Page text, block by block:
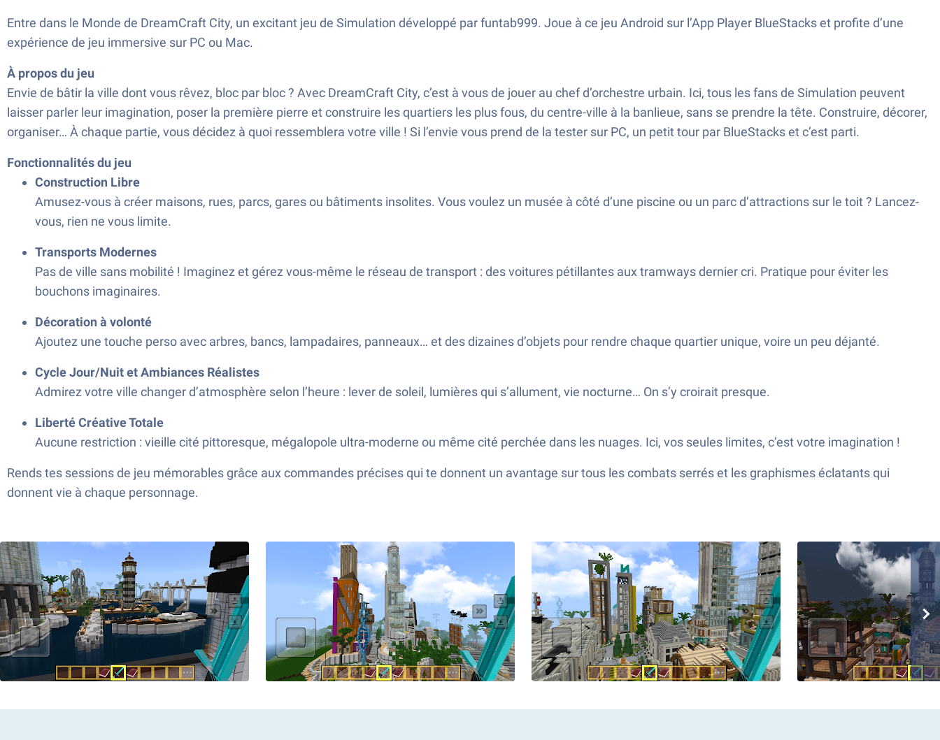
Entre dans le Monde de DreamCraft City, un excitant jeu de Simulation développé par funtab999. Joue à ce jeu Android sur l’App Player BlueStacks et profite d’une
expérience de jeu immersive sur PC ou Mac.
À propos du jeu
Envie de bâtir la ville dont vous rêvez, bloc par bloc ? Avec DreamCraft City, c’est à vous de jouer au chef d’orchestre urbain. Ici, tous les fans de Simulation peuvent
laisser parler leur imagination, poser la première pierre et construire les quartiers les plus fous, du centre-ville à la banlieue, sans se prendre la tête. Construire, décorer,
organiser… À chaque partie, vous décidez à quoi ressemblera votre ville ! Si l’envie vous prend de la tester sur PC, un petit tour par BlueStacks et c’est parti.
Fonctionnalités du jeu
Construction Libre
Amusez-vous à créer maisons, rues, parcs, gares ou bâtiments insolites. Vous voulez un musée à côté d’une piscine ou un parc d’attractions sur le toit ? Lancez-
vous, rien ne vous limite.
Transports Modernes
Pas de ville sans mobilité ! Imaginez et gérez vous-même le réseau de transport : des voitures pétillantes aux tramways dernier cri. Pratique pour éviter les
bouchons imaginaires.
Décoration à volonté
Ajoutez une touche perso avec arbres, bancs, lampadaires, panneaux… et des dizaines d’objets pour rendre chaque quartier unique, voire un peu déjanté.
Cycle Jour/Nuit et Ambiances Réalistes
Admirez votre ville changer d’atmosphère selon l’heure : lever de soleil, lumières qui s’allument, vie nocturne… On s’y croirait presque.
Liberté Créative Totale
Aucune restriction : vieille cité pittoresque, mégalopole ultra-moderne ou même cité perchée dans les nuages. Ici, vos seules limites, c’est votre imagination !
Rends tes sessions de jeu mémorables grâce aux commandes précises qui te donnent un avantage sur tous les combats serrés et les graphismes éclatants qui
donnent vie à chaque personnage.